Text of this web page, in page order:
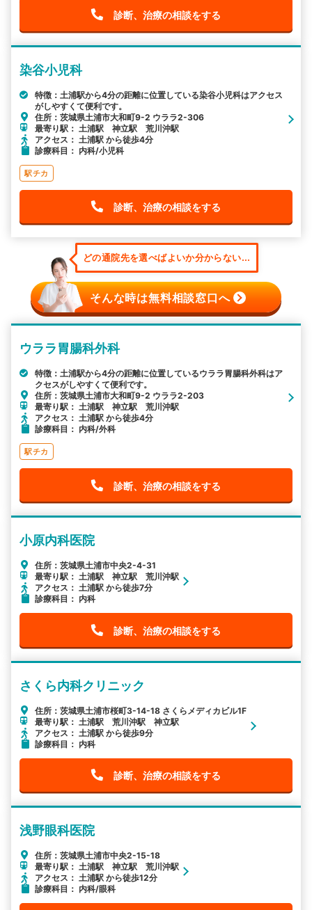
診断、治療の相談をする
染谷小児科
特徴：土浦駅から4分の距離に位置している染谷小児科はアクセス
がしやすくて便利です。
住所：茨城県土浦市大和町9-2 ウララ2-306
最寄り駅： 土浦駅 神立駅 荒川沖駅
アクセス： 土浦駅 から徒歩4分
診療科目： 内科/小児科
駅チカ
診断、治療の相談をする
どの通院先を選べばよいか分からない...
そんな時は無料相談窓口へ
ウララ胃腸科外科
特徴：土浦駅から4分の距離に位置しているウララ胃腸科外科はア
クセスがしやすくて便利です。
住所：茨城県土浦市大和町9-2 ウララ2-203
最寄り駅： 土浦駅 神立駅 荒川沖駅
アクセス： 土浦駅 から徒歩4分
診療科目： 内科/外科
駅チカ
診断、治療の相談をする
小原内科医院
住所：茨城県土浦市中央2-4-31
最寄り駅： 土浦駅 神立駅 荒川沖駅
アクセス： 土浦駅 から徒歩7分
診療科目： 内科
診断、治療の相談をする
さくら内科クリニック
住所：茨城県土浦市桜町3-14-18 さくらメディカビル1F
最寄り駅： 土浦駅 荒川沖駅 神立駅
アクセス： 土浦駅 から徒歩9分
診療科目： 内科
診断、治療の相談をする
浅野眼科医院
住所：茨城県土浦市中央2-15-18
最寄り駅： 土浦駅 神立駅 荒川沖駅
アクセス： 土浦駅 から徒歩12分
診療科目： 内科/眼科